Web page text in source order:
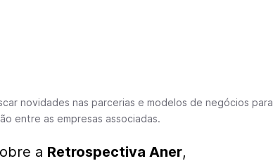
novidades nas parcerias e modelos de negócios para
entre as empresas associadas.
a Retrospectiva Aner,